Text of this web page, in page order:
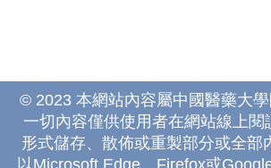
© 2023 本網站內容屬中國醫藥大學
一切內容僅供使用者在網站線上閱
形式儲存、散佈或重製部分或全部
以Microsoft Edge、Firefox或